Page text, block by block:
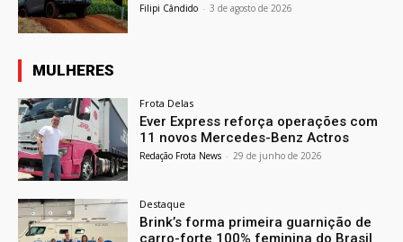
Filipi Cândido - 3 de agosto de 2026
MULHERES
Frota Delas
Ever Express reforça operações com
11 novos Mercedes-Benz Actros
Redação Frota News - 29 de junho de 2026
Destaque
Brink’s forma primeira guarnição de
carro-forte 100% feminina do Brasil